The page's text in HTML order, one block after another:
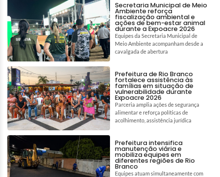
Secretaria Municipal de Meio
Ambiente reforça
fiscalização ambiental e
ações de bem-estar animal
durante a Expoacre 2026
Equipes da Secretaria Municipal de
Meio Ambiente acompanham desde a
cavalgada de abertura
Prefeitura de Rio Branco
fortalece assistência às
famílias em situação de
vulnerabilidade durante
Expoacre 2026
Parceria amplia ações de segurança
alimentar e reforça políticas de
acolhimento, assistência jurídica
Prefeitura intensifica
manutenção viária e
mobiliza equipes em
diferentes regiões de Rio
Branco
Equipes atuam simultaneamente com